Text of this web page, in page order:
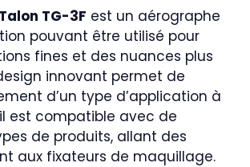
TG-3F est un aérographe
pouvant être utilisé pour
fines et des nuances plus
innovant permet de
d’un type d’application à
est compatible avec de
de produits, allant des
aux fixateurs de maquillage.